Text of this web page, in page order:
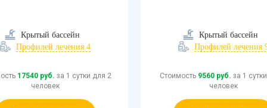
Крытый бассейн
Профилей лечения 4
17540 руб. за 1 сутки для 2
человек
Крытый бассейн
Профилей лечения
Стоимость 9560 руб. за 1
человек